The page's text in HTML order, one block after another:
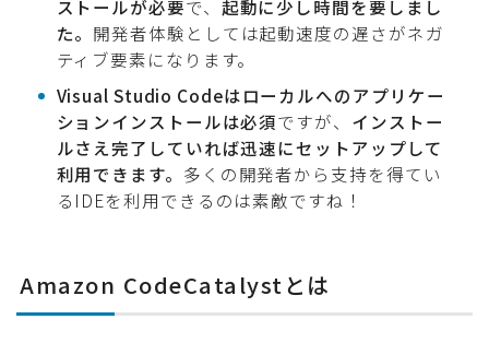
ストールが必要で、 起動に少し時間を要しまし
た。 開発者体験としては起動速度の遅さがネガ
ティブ要素になります。
Visual Studio Codeはローカルへのアプリケー
ションインストールは必須ですが、 インストー
ルさえ完了していれば迅速にセットアップして
利用できます。 多くの開発者から支持を得てい
るIDEを利用できるのは素敵ですね！
Amazon CodeCatalystとは